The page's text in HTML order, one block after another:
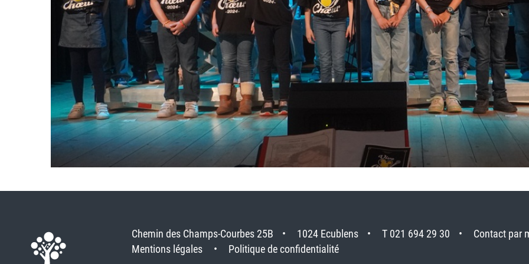
Chemin des Champs-Courbes 25B 1024 Ecublens T 021 694 29 30
Contact par
Mentions légales
Politique de confidentialité